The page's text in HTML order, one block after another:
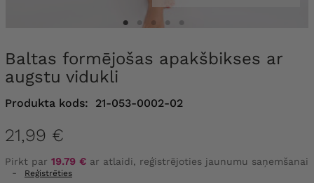
Baltas formējošas apakšbikses ar
augstu vidukli
Produkta kods: 21-053-0002-02
21,99 €
Pirkt par 19.79 € ar atlaidi, reģistrējoties jaunumu saņemšanai
-
Reģistrēties